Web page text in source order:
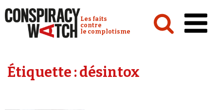
Conspiracy Watch :
Les faits
contre
le complotisme
Analyses
Étiquette :désintox